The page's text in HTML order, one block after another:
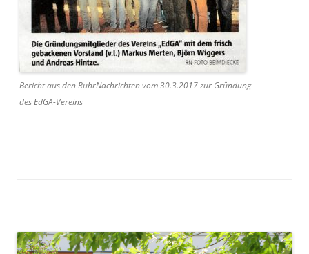
Bericht aus den RuhrNachrichten vom 30.3.2017 zur Gründung
des EdGA-Vereins